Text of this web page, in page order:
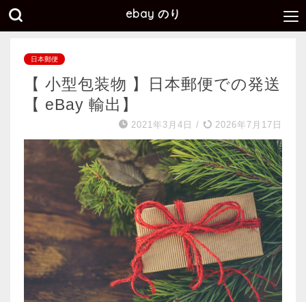
ebay のり
日本郵便
【 小型包装物 】日本郵便での発送
【 eBay 輸出】
2021年3月4日 / 2026年7月17日